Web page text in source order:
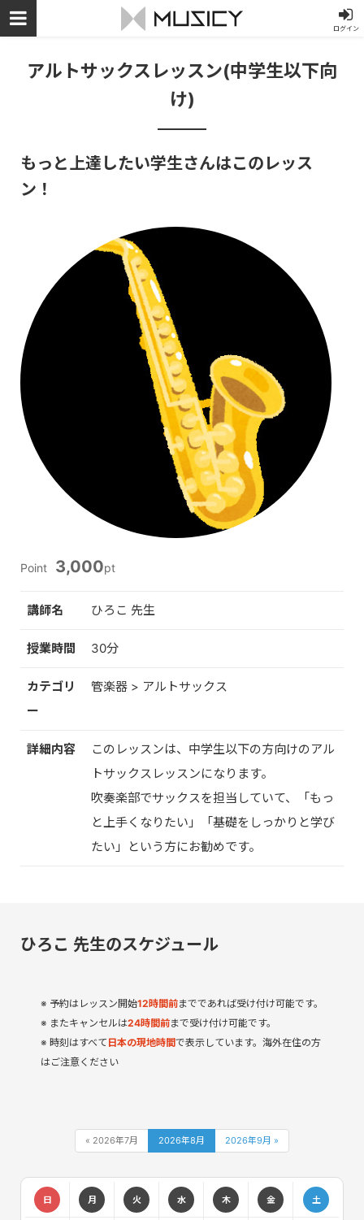
ログイン
アルトサックスレッスン(中学生以下向
け)
もっと上達したい学生さんはこのレッス
ン！
Point 3,000pt
講師名 ひろこ 先生
授業時間 30分
カテゴリ
ー
管楽器 > アルトサックス
詳細内容
このレッスンは、中学生以下の方向けのアル
トサックスレッスンになります。
吹奏楽部でサックスを担当していて、「もっ
と上手くなりたい」「基礎をしっかりと学び
たい」という方にお勧めです。
ひろこ 先生のスケジュール
予約はレッスン開始12時間前までであれば受け付け可能です。
またキャンセルは24時間前まで受け付け可能です。
時刻はすべて 日本の現地時間で表示しています。海外在住の方
はご注意ください
« 2026年7月 2026年8月 2026年9月 »
日 月 火 水 木 金 土